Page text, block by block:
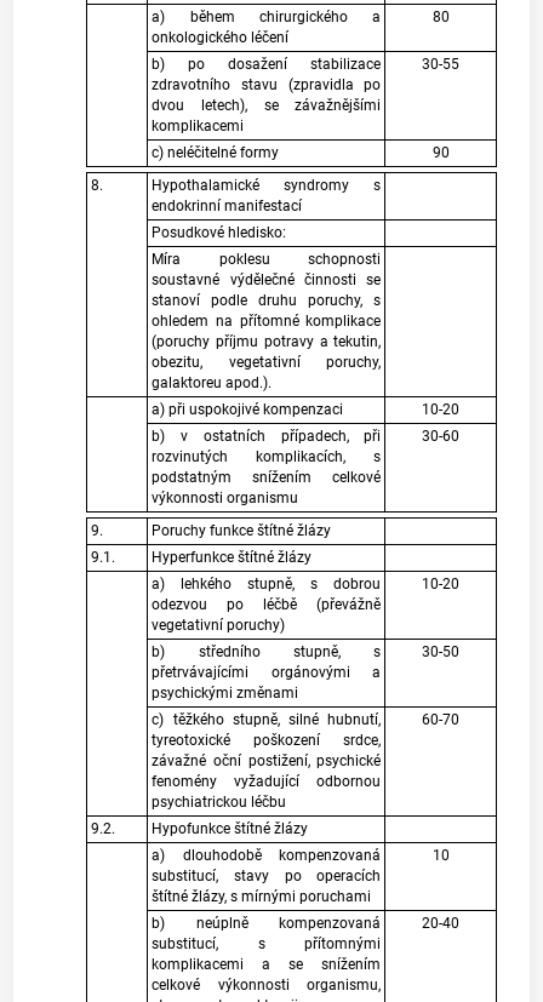
a) během chirurgického a
onkologického léčení
80
b) po dosažení stabilizace
zdravotního stavu (zpravidla po
dvou letech), se závažnějšími
komplikacemi
30-55
c) neléčitelné formy
90
8.
Hypothalamické syndromy s
endokrinní manifestací
Posudkové hledisko:
Míra poklesu schopnosti
soustavné výdělečné činnosti se
stanoví podle druhu poruchy, s
ohledem na přítomné komplikace
(poruchy příjmu potravy a tekutin,
obezitu, vegetativní poruchy,
galaktoreu apod.).
a) při uspokojivé kompenzaci
10-20
b) v ostatních případech, při
rozvinutých komplikacích, s
podstatným snížením celkové
výkonnosti organismu
30-60
9.
Poruchy funkce štítné žlázy
9.1.
Hyperfunkce štítné žlázy
a) lehkého stupně, s dobrou
odezvou po léčbě (převážně
vegetativní poruchy)
10-20
b) středního stupně, s
přetrvávajícími orgánovými a
psychickými změnami
30-50
c) těžkého stupně, silné hubnutí,
tyreotoxické poškození srdce,
závažné oční postižení, psychické
fenomény vyžadující odbornou
psychiatrickou léčbu
60-70
9.2.
Hypofunkce štítné žlázy
a) dlouhodobě kompenzovaná
substitucí, stavy po operacích
štítné žlázy, s mírnými poruchami
10
b) neúplně kompenzovaná
substitucí, s přítomnými
komplikacemi a se snížením
celkové výkonnosti organismu,
20-40